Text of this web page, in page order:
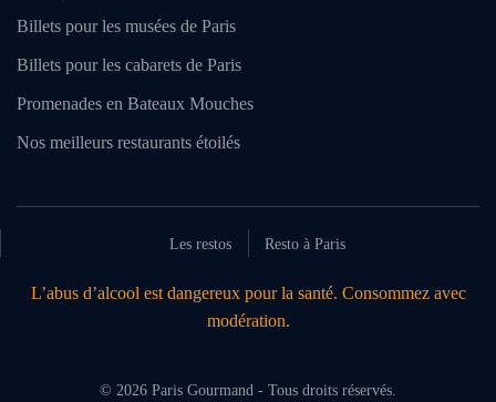
Billets pour les musées de Paris
Billets pour les cabarets de Paris
Promenades en Bateaux Mouches
Nos meilleurs restaurants étoilés
Les restos Resto à Paris
L’abus d’alcool est dangereux pour la santé. Consommez avec
modération.
© 2026 Paris Gourmand - Tous droits réservés.